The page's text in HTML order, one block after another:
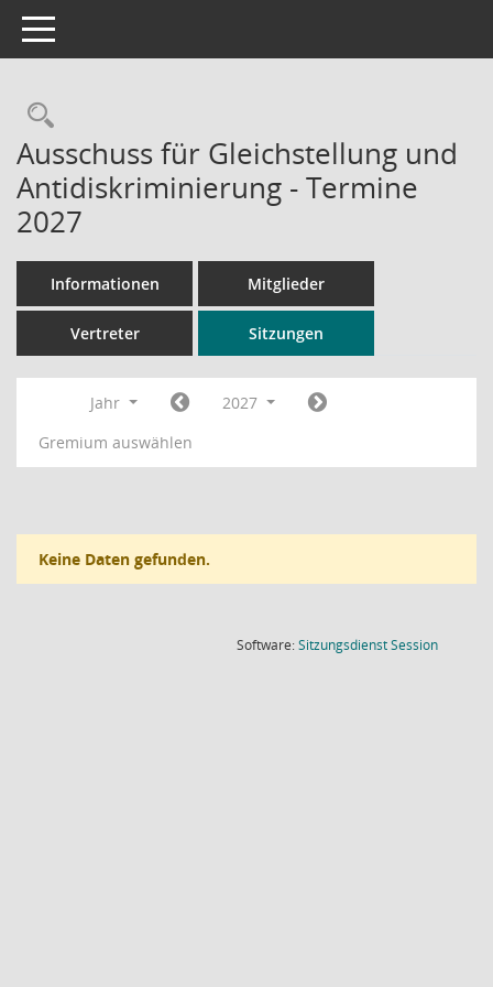
Toggle navigation
Rechercheauswahl
Ausschuss für Gleichstellung und
Antidiskriminierung - Termine
2027
Informationen Mitglieder
Vertreter Sitzungen
Jahr
2027
Gremium auswählen
Keine Daten gefunden.
Software:SitzungsdienstSession(Wird in